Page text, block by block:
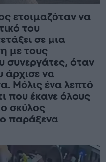
ετοιμαζόταν να
του
σε μια
με τους
συνεργάτες, όταν
άρχισε να
Μόλις ένα λεπτό
που έκανε όλους
σκύλος
παράξενα